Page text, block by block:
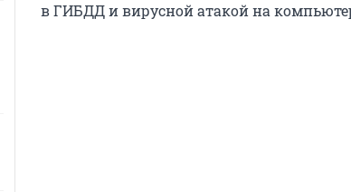
в ГИБДД и вирусной атакой на